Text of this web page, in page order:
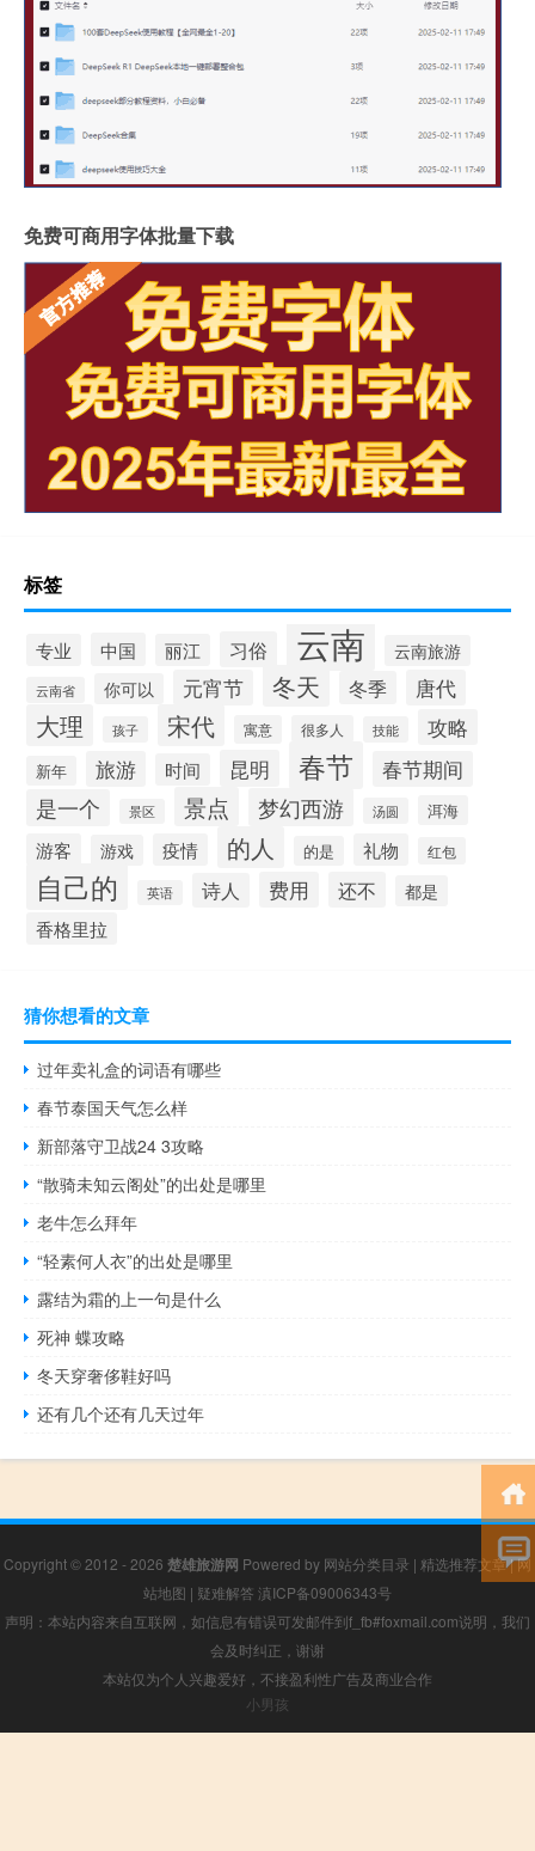
免费可商用字体批量下载
标签
专业 中国 丽江 习俗 云南 云南旅游
云南省 你可以 元宵节 冬天 冬季 唐代
大理 孩子 宋代 寓意 很多人 技能 攻略
新年 旅游 时间 昆明 春节 春节期间
是一个 景区 景点 梦幻西游 汤圆 洱海
游客 游戏 疫情 的人 的是 礼物 红包
自己的 英语 诗人 费用 还不 都是
香格里拉
猜你想看的文章
过年卖礼盒的词语有哪些
春节泰国天气怎么样
新部落守卫战24 3攻略
“散骑未知云阁处”的出处是哪里
老牛怎么拜年
“轻素何人衣”的出处是哪里
露结为霜的上一句是什么
死神 蝶攻略
冬天穿奢侈鞋好吗
还有几个还有几天过年
Copyright © 2012 - 2026 楚雄旅游网 Powered by 网站分类目录 | 精选推荐文章|网
站地图 | 疑难解答 滇ICP备09006343号
声明：本站内容来自互联网，如信息有错误可发邮件到f_fb#foxmail.com说明，我们
会及时纠正，谢谢
本站仅为个人兴趣爱好，不接盈利性广告及商业合作
小男孩